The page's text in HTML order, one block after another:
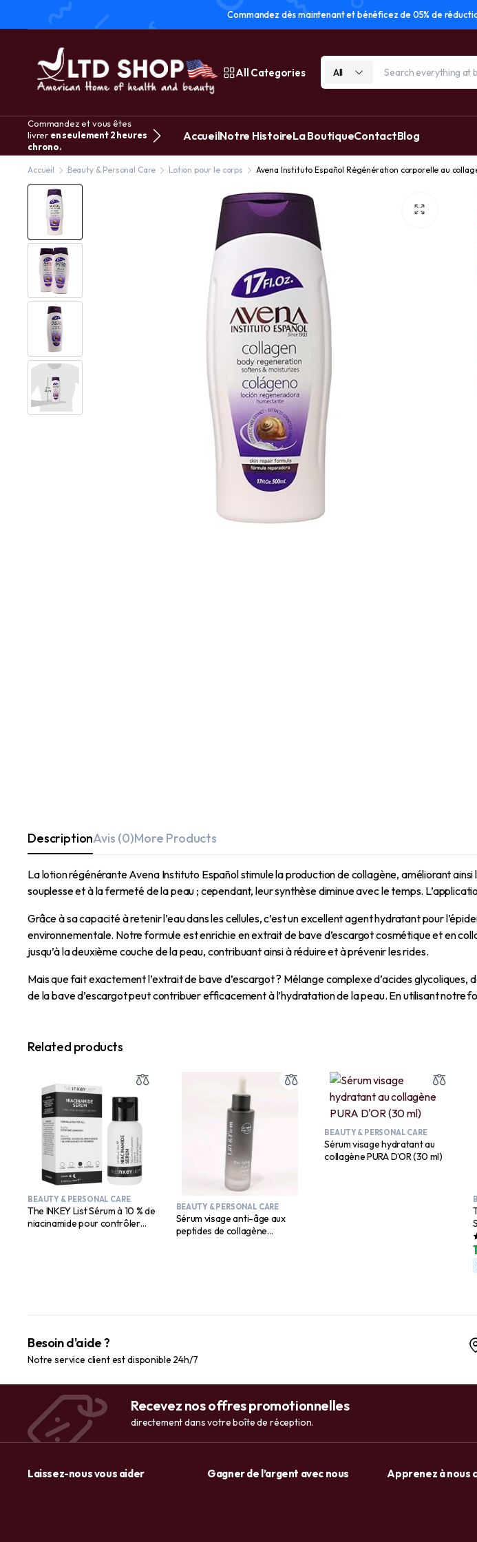
Commandez dès maintenant et bénéficez de 05% de
All Categories All
Commandez et vous êtes
livrer en seulement 2 heures
chrono.
AccueilNotre HistoireLa BoutiqueContactBlog
Accueil Beauty & Personal Care Lotion pour le corps Avena Instituto Español Régénération corporelle au
DescriptionAvis (0)More Products
La lotion régénérante Avena Instituto Español stimule la production de collagène, améliorant
souplesse et à la fermeté de la peau ; cependant, leur synthèse diminue avec le temps.
Grâce à sa capacité à retenir l’eau dans les cellules, c’est un excellent agent hydratant pour
environnementale. Notre formule est enrichie en extrait de bave d’escargot cosmétique et en
jusqu’à la deuxième couche de la peau, contribuant ainsi à réduire et à prévenir les rides.
Mais que fait exactement l’extrait de bave d’escargot ? Mélange complexe d’acides
de la bave d’escargot peut contribuer efficacement à l’hydratation de la peau. En utilisant notre
Related products
BEAUTY & PERSONAL CARE
The INKEY List Sérum à 10 % de
niacinamide pour contrôler
BEAUTY & PERSONAL CARE
Sérum visage anti-âge aux
peptides de collagène
BEAUTY & PERSONAL CARE
Sérum visage hydratant au
collagène PURA D’OR (30 ml)
Besoin d'aide ?
Notre service client est disponible 24h/7
Recevez nos offres promotionnelles
directement dans votre boîte de réception.
Laissez-nous vous aider Gagner de l’argent avec nous Apprenez à nous